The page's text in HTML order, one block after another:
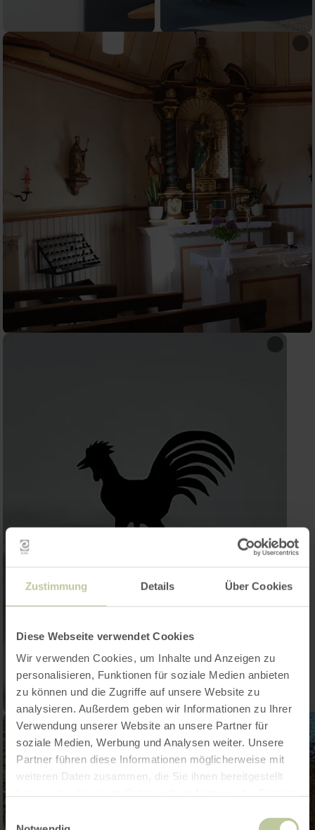
Zustimmung Details Über Cookies
Diese Webseite verwendet Cookies
Wir verwenden Cookies, um Inhalte und Anzeigen zu
personalisieren, Funktionen für soziale Medien anbieten
zu können und die Zugriffe auf unsere Website zu
analysieren. Außerdem geben wir Informationen zu Ihrer
Verwendung unserer Website an unsere Partner für
soziale Medien, Werbung und Analysen weiter. Unsere
Partner führen diese Informationen möglicherweise mit
weiteren Daten zusammen, die Sie ihnen bereitgestellt